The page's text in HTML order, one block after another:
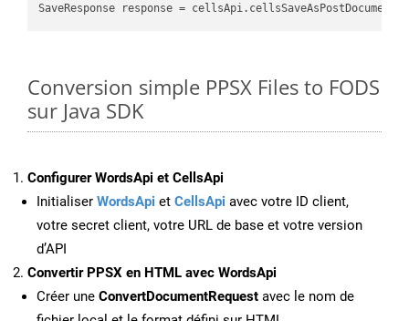
SaveResponse response =
Conversion simple PPSX Files to FODS
sur Java SDK
Configurer WordsApi et CellsApi
Initialiser WordsApi et CellsApi avec votre ID client,
votre secret client, votre URL de base et votre version
d’API
Convertir PPSX en HTML avec WordsApi
Créer une ConvertDocumentRequest avec le nom de